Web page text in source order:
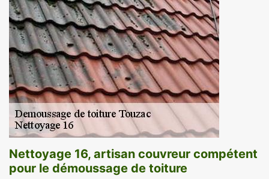
Nettoyage 16, artisan couvreur compétent
pour le démoussage de toiture